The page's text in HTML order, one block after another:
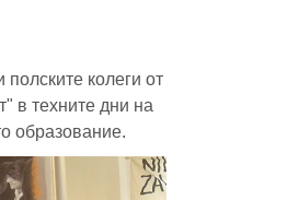
колеги от
в техните дни на
образование.